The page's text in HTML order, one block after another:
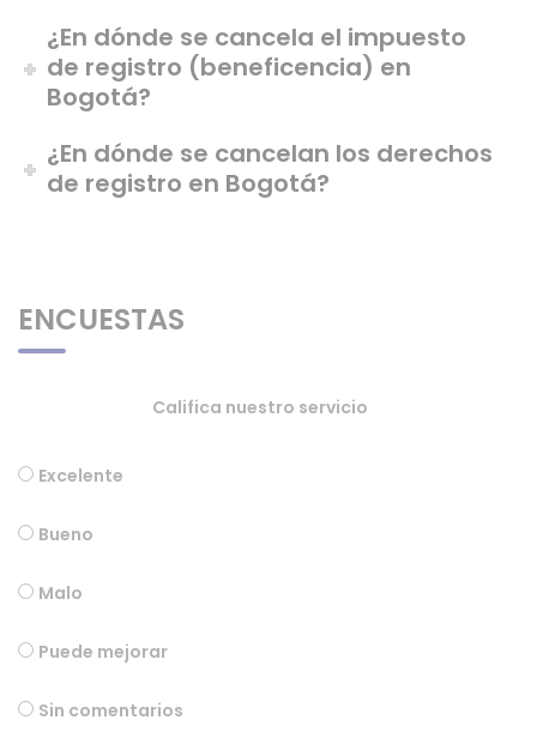
¿En dónde se cancela el impuesto
de registro (beneficencia) en
Bogotá?
¿En dónde se cancelan los derechos
de registro en Bogotá?
ENCUESTAS
Califica nuestro servicio
Excelente
Bueno
Malo
Puede mejorar
Sin comentarios